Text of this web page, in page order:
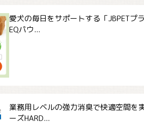
愛犬の毎日をサポートする「JBPETプ
EQパウ...
業務用レベルの強力消臭で快適空間を
ーズHARD...